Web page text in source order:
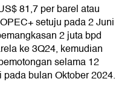
81,7 per barel atau
setuju pada 2 Juni
2 juta bpd
ke 3Q24, kemudian
selama 12
bulan Oktober 2024.